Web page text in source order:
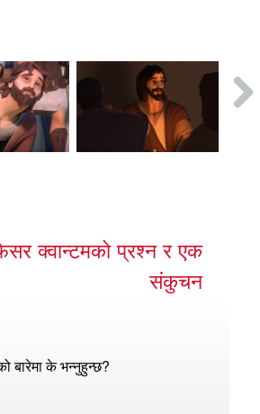
क्वान्टमको प्रश्न र एक
संकुचन
बारेमा के भन्नुहुन्छ?